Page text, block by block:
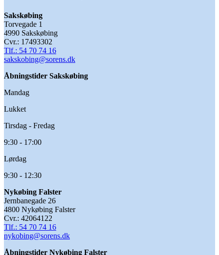
Sakskøbing
Torvegade 1
4990 Sakskøbing
Cvr.: 17493302
Tlf.: 54 70 74 16
sakskobing@sorens.dk
Åbningstider Sakskøbing
Mandag
Lukket
Tirsdag - Fredag
9:30 - 17:00
Lørdag
9:30 - 12:30
Nykøbing Falster
Jernbanegade 26
4800 Nykøbing Falster
Cvr.: 42064122
Tlf.: 54 70 74 16
nykobing@sorens.dk
Åbningstider Nykøbing Falster